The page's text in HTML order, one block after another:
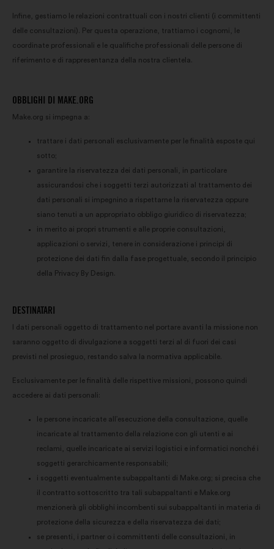
Infine, gestiamo le relazioni contrattuali con i nostri clienti (i committenti
delle consultazioni). Per questa operazione, trattiamo i cognomi, le
coordinate professionali e le qualifiche professionali delle persone di
riferimento e di rappresentanza della nostra clientela.
OBBLIGHI DI MAKE.ORG
Make.org si impegna a:
trattare i dati personali esclusivamente per le finalità esposte qui
sotto;
garantire la riservatezza dei dati personali, in particolare
assicurandosi che i soggetti terzi autorizzati al trattamento dei
dati personali si impegnino a rispettarne la riservatezza oppure
siano tenuti a un appropriato obbligo giuridico di riservatezza;
in merito ai propri strumenti e alle proprie consultazioni,
applicazioni o servizi, tenere in considerazione i principi di
protezione dei dati fin dalla fase progettuale, secondo il principio
della Privacy By Design.
DESTINATARI
I dati personali oggetto di trattamento nel portare avanti la missione non
saranno oggetto di divulgazione a soggetti terzi al di fuori dei casi
previsti nel prosieguo, restando salva la normativa applicabile.
Esclusivamente per le finalità delle rispettive missioni, possono quindi
accedere ai dati personali:
le persone incaricate all’esecuzione della consultazione, quelle
incaricate al trattamento della relazione con gli utenti e ai
reclami, quelle incaricate ai servizi logistici e informatici nonché i
soggetti gerarchicamente responsabili;
i soggetti eventualmente subappaltanti di Make.org; si precisa che
il contratto sottoscritto tra tali subappaltanti e Make.org
menzionerà gli obblighi incombenti sui subappaltanti in materia di
protezione della sicurezza e della riservatezza dei dati;
se presenti, i partner o i committenti delle consultazioni, in